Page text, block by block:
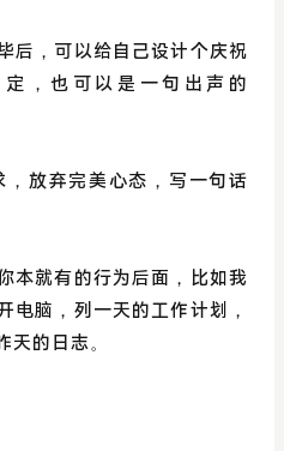
后，可以给自己设计个庆祝
，也可以是一句出声的
放弃完美心态，写一句话
本就有的行为后面，比如我
电脑，列一天的工作计划，
天的日志。